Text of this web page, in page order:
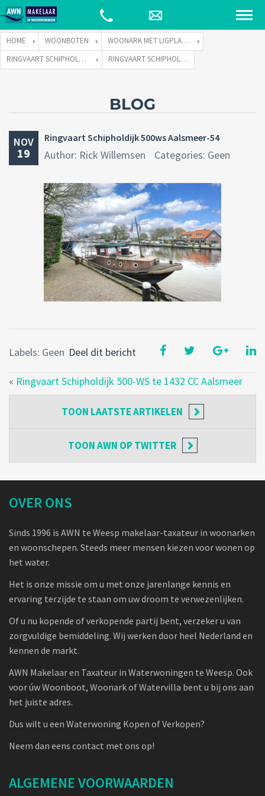
HOME WOONBOTEN
WOONARK MET LIGPLAATS
RINGVAART SCHIPHOLDIJK 500-WS TE 1432 CC AALSMEER
RINGVAART SCHIPHOLDIJK 500WS AALSMEER-54
BLOG
NOV
19
Ringvaart Schipholdijk 500ws Aalsmeer-54
Author: Rick Willemsen Categories: Geen
Deel dit bericht
Labels: Geen
« Ringvaart Schipholdijk 500-WS te 1432 CC Aalsmeer
TOON LAATSTE ARTIKELEN
TOONAWN OP TWITTER
OVER ONS
Sinds 1996 is AWN te Weesp makelaar-taxateur in woonarken
en woonschepen. Steeds meer mensen kiezen voor wonen op
het water.
Het is onze missie om u met onze jarenlange kennis en
ervaring terzijde te staan om uw droom te verwezenlijken.
Of u nu kopende of verkopende partij bent, verzeker u van
zorgvuldige bemiddeling. Wij werken door heel Nederland en
kennen de markt.
AWN Makelaar en Taxateur in Waterwoningen te Weesp. Ook
voor úw Woonboot, Woonark of Watervilla bent u bij ons aan
het juiste adres.
Dus wilt u een Waterwoning Kopen of Verkopen?
Neem dan eens contact met ons op!
ALGEMENE VOORWAARDEN